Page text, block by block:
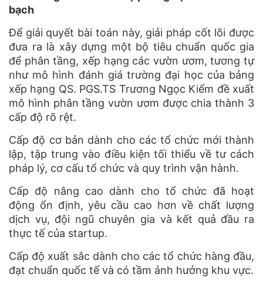
bạch
Để giải quyết bài toán này, giải pháp cốt lõi được
đưa ra là xây dựng một bộ tiêu chuẩn quốc gia
để phân tầng, xếp hạng các vườn ươm, tương tự
như mô hình đánh giá trường đại học của bảng
xếp hạng QS. PGS.TS Trương Ngọc Kiểm đề xuất
mô hình phân tầng vườn ươm được chia thành 3
cấp độ rõ rệt.
Cấp độ cơ bản dành cho các tổ chức mới thành
lập, tập trung vào điều kiện tối thiểu về tư cách
pháp lý, cơ cấu tổ chức và quy trình vận hành.
Cấp độ nâng cao dành cho tổ chức đã hoạt
động ổn định, yêu cầu cao hơn về chất lượng
dịch vụ, đội ngũ chuyên gia và kết quả đầu ra
thực tế của startup.
Cấp độ xuất sắc dành cho các tổ chức hàng đầu,
đạt chuẩn quốc tế và có tầm ảnh hưởng khu vực.